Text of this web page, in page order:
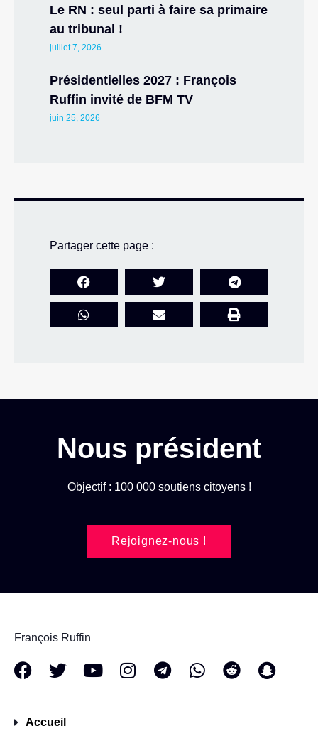
Le RN : seul parti à faire sa primaire
au tribunal !
juillet 7, 2026
Présidentielles 2027 : François
Ruffin invité de BFM TV
juin 25, 2026
Partager cette page :
Nous président
Objectif : 100 000 soutiens citoyens !
Rejoignez-nous !
François Ruffin
Accueil